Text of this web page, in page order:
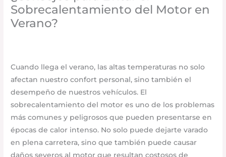
Sobrecalentamiento del Motor en
Verano?
Cuando llega el verano, las altas temperaturas no solo
afectan nuestro confort personal, sino también el
desempeño de nuestros vehículos. El
sobrecalentamiento del motor es uno de los problemas
más comunes y peligrosos que pueden presentarse en
épocas de calor intenso. No solo puede dejarte varado
en plena carretera, sino que también puede causar
daños severos al motor que resultan costosos de